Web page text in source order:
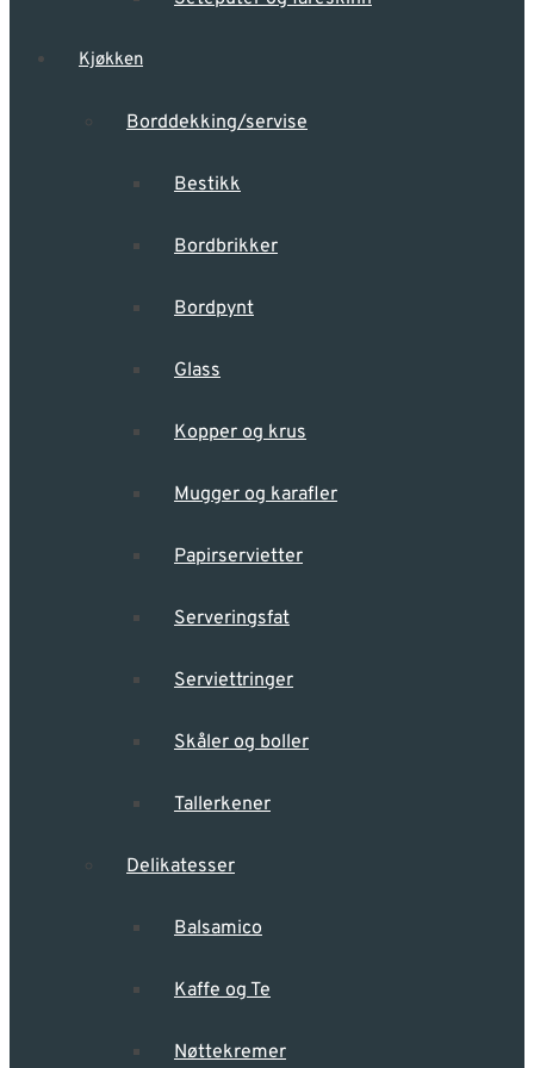
Kjøkken
Borddekking/servise
Bestikk
Bordbrikker
Bordpynt
Glass
Kopper og krus
Mugger og karafler
Papirservietter
Serveringsfat
Serviettringer
Skåler og boller
Tallerkener
Delikatesser
Balsamico
Kaffe og Te
Nøttekremer